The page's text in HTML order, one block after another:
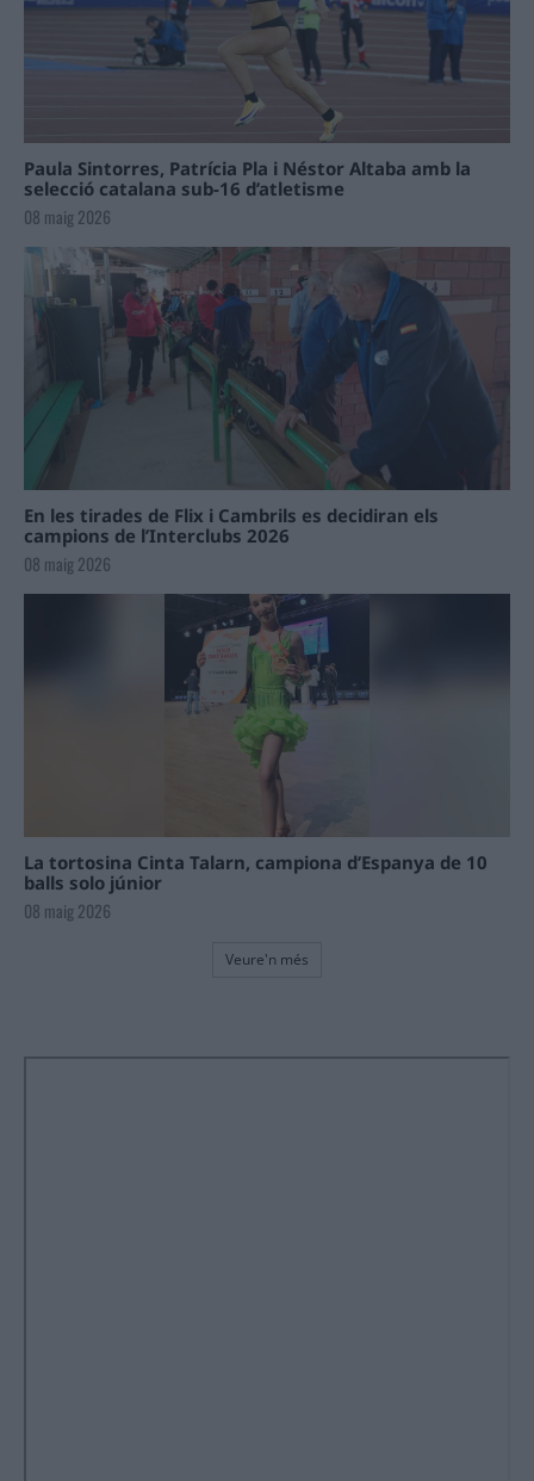
Paula Sintorres, Patrícia Pla i Néstor Altaba amb la
selecció catalana sub-16 d’atletisme
08 maig 2026
En les tirades de Flix i Cambrils es decidiran els
campions de l’Interclubs 2026
08 maig 2026
La tortosina Cinta Talarn, campiona d’Espanya de 10
balls solo júnior
08 maig 2026
Veure'n més